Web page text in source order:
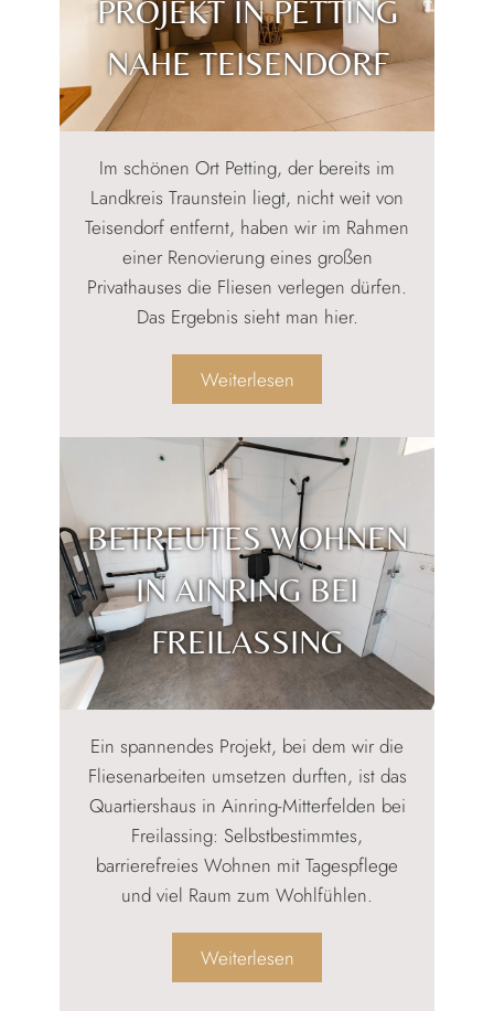
PROJEKT IN PETTING
NAHE TEISENDORF
Im schönen Ort Petting, der bereits im
Landkreis Traunstein liegt, nicht weit von
Teisendorf entfernt, haben wir im Rahmen
einer Renovierung eines großen
Privathauses die Fliesen verlegen dürfen.
Das Ergebnis sieht man hier.
Weiterlesen:
in
Petting
nahe
Teisendorf
BETREUTES WOHNEN
IN AINRING BEI
FREILASSING
Ein spannendes Projekt, bei dem wir die
Fliesenarbeiten umsetzen durften, ist das
Quartiershaus in Ainring-Mitterfelden bei
Freilassing: Selbstbestimmtes,
barrierefreies Wohnen mit Tagespflege
und viel Raum zum Wohlfühlen.
Weiterlesen: